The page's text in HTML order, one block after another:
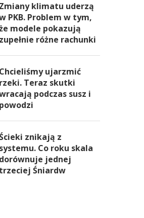
Zmiany klimatu uderzą
PKB. Problem w tym,
modele pokazują
zupełnie różne rachunki
Chcieliśmy ujarzmić
rzeki. Teraz skutki
podczas susz i
powodzi
znikają z
systemu. Co roku skala
dorównuje jednej
trzeciej Śniardw